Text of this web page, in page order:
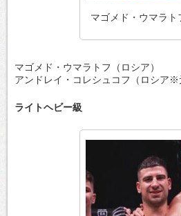
マゴメド・ウマラト
マゴメド・ウマラトフ（ロシア）
アンドレイ・コレシュコフ（ロシア※
ライトヘビー級